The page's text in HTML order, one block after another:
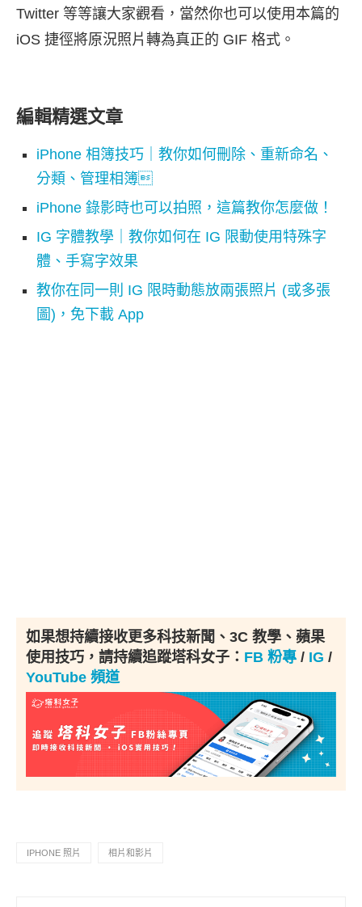
Twitter 等等讓大家觀看，當然你也可以使用本篇的
iOS 捷徑將原況照片轉為真正的 GIF 格式。
編輯精選文章
iPhone 相簿技巧｜教你如何刪除、重新命名、
分類、管理相簿
iPhone 錄影時也可以拍照，這篇教你怎麼做！
IG 字體教學｜教你如何在 IG 限動使用特殊字
體、手寫字效果
教你在同一則 IG 限時動態放兩張照片 (或多張
圖)，免下載 App
如果想持續接收更多科技新聞、3C 教學、蘋果
使用技巧，請持續追蹤塔科女子： FB 粉專 / IG /
YouTube 頻道
IPHONE 照片 相片和影片